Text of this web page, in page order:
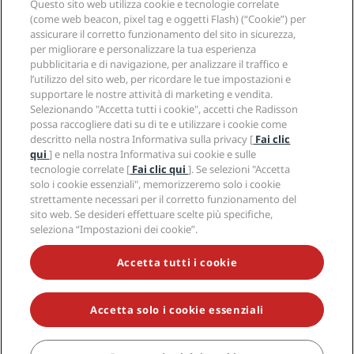
APP Radisson Hotels
Hotel Approvati per sport
Hotel per famiglie
Salute e sicurezza
Media
Opportunità di lavoro in RHG
Opportunità di lavoro in PPHE
Opportunità di lavoro in EHL
The Club by RHG
Opportunità di sviluppo
Responsible Business
Approvvigionamento
Note legali
Centro sulla privacy
Note legali
Termini e condizioni di Radisson Rewards
Termini e condizioni di utilizzo del sito
Accessibilità digitale
Dichiarazione sulla schiavitù moderna
Aiuto
Avvisi per i consumatori
Contatti
Domande frequenti
Mappa del sito
Social media
Marchi Radisson Hotels
NON LASCIARTI SFUGGIRE LE NOSTRE OFFERTE MIGLIORI
© 2026 Radisson Hotel Group. Tutti i diritti riservati. RHG Radisson
Hotel Group, Radisson, Radisson RED, Radisson Blu, Radisson Collection,
Radisson Individuals, Park Plaza, Park Inn, Country Inn & Suites, Prize by
Radisson, Radisson Rewards e Radisson Meetings sono marchi
Questo sito web utilizza cookie e tecnologie correlate
(come web beacon, pixel tag e oggetti Flash) (“Cookie”) per
assicurare il corretto funzionamento del sito in sicurezza,
per migliorare e personalizzare la tua esperienza
pubblicitaria e di navigazione, per analizzare il traffico e
l’utilizzo del sito web, per ricordare le tue impostazioni e
supportare le nostre attività di marketing e vendita.
Selezionando "Accetta tutti i cookie", accetti che Radisson
possa raccogliere dati su di te e utilizzare i cookie come
descritto nella nostra Informativa sulla privacy [ Fai clic
qui] e nella nostra Informativa sui cookie e sulle
tecnologie correlate [ Fai clic qui]. Se selezioni "Accetta
solo i cookie essenziali", memorizzeremo solo i cookie
strettamente necessari per il corretto funzionamento del
sito web. Se desideri effettuare scelte più specifiche,
seleziona “Impostazioni dei cookie”.
Accetta tutti i cookie
Accetta solo i cookie essenziali